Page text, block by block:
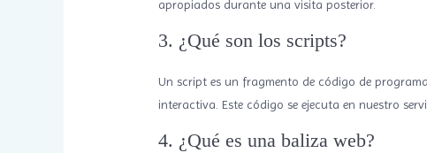
apropiados durante una visita posterior.
3. ¿Qué son los scripts?
Un script es un fragmento de código de
interactiva. Este código se ejecuta en nuestro
4. ¿Qué es una baliza web?